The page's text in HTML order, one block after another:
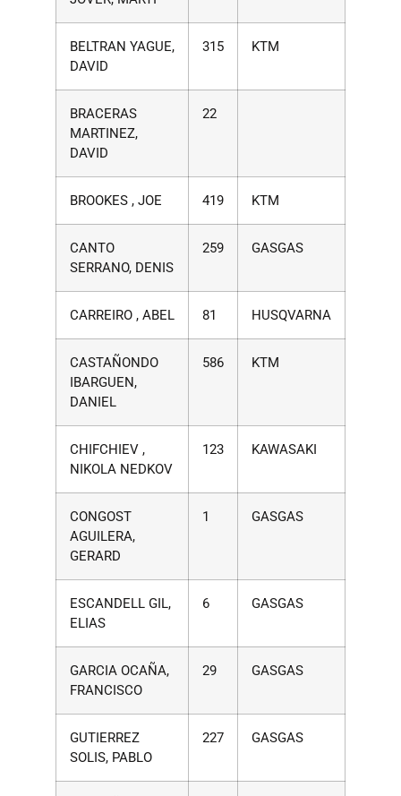
BELTRAN YAGUE,
DAVID
315 KTM
BRACERAS
MARTINEZ,
DAVID
22
BROOKES , JOE 419 KTM
CANTO
SERRANO, DENIS
259 GASGAS
CARREIRO , ABEL 81 HUSQVARNA
CASTAÑONDO
IBARGUEN,
DANIEL
586 KTM
CHIFCHIEV ,
NIKOLA NEDKOV
123 KAWASAKI
CONGOST
AGUILERA,
GERARD
1 GASGAS
ESCANDELL GIL,
ELIAS
6 GASGAS
GARCIA OCAÑA,
FRANCISCO
29 GASGAS
GUTIERREZ
SOLIS, PABLO
227 GASGAS